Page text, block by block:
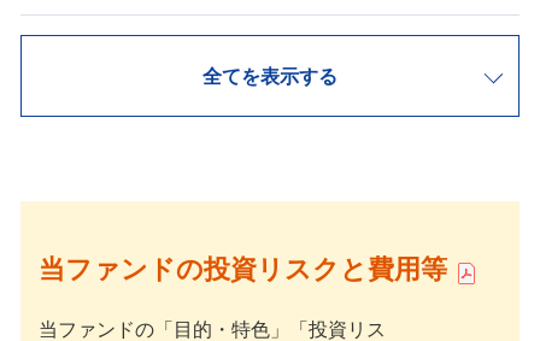
全てを表示する
当ファンドの投資リスクと費用等
当ファンドの「目的・特色」「投資リス